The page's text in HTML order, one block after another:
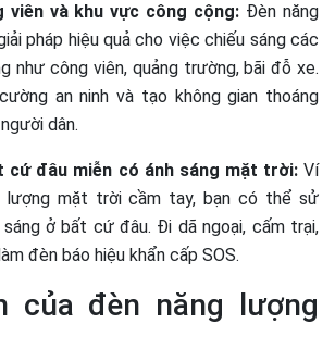
viên và khu vực công cộng: Đèn năng
pháp hiệu quả cho việc chiếu sáng các
như công viên, quảng trường, bãi đỗ xe.
an ninh và tạo không gian thoáng
dân.
cứ đâu miễn có ánh sáng mặt trời:Ví
lượng mặt trời cầm tay, bạn có thể sử
ở bất cứ đâu. Đi dã ngoại, cấm trại,
đèn báo hiệu khẩn cấp SOS.
của đèn năng lượng